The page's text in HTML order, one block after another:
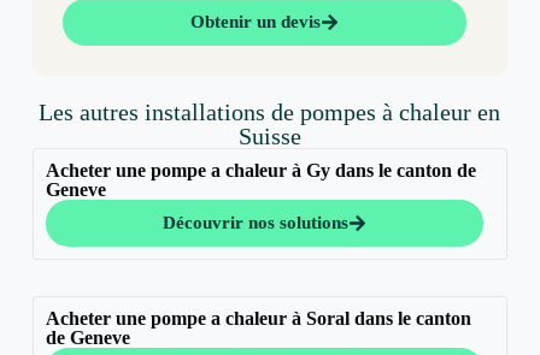
Obtenir un devis
Les autres installations de pompes à chaleur en
Suisse
Acheter une pompe a chaleur à Gy dans le canton de
Geneve
Découvrir nos solutions
Acheter une pompe a chaleur à Soral dans le canton
de Geneve